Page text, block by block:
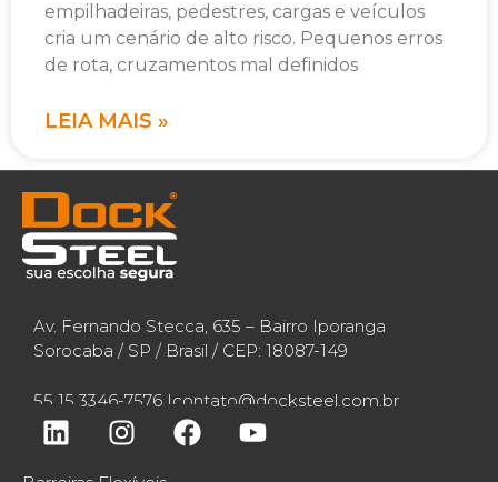
empilhadeiras, pedestres, cargas e veículos
cria um cenário de alto risco. Pequenos erros
de rota, cruzamentos mal definidos
LEIA MAIS »
Av. Fernando Stecca, 635 – Bairro Iporanga
Sorocaba / SP / Brasil / CEP: 18087-149
55 15 3346-7576 |contato@docksteel.com.br